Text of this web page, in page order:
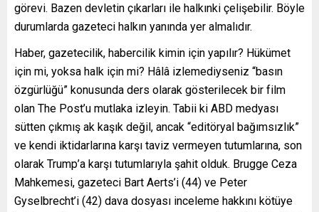
görevi. Bazen devletin çıkarları ile halkınki çelişebilir. Böyle
durumlarda gazeteci halkın yanında yer almalıdır.
Haber, gazetecilik, habercilik kimin için yapılır? Hükümet
için mi, yoksa halk için mi? Hâlâ izlemediyseniz “basın
özgürlüğü” konusunda ders olarak gösterilecek bir film
olan The Post’u mutlaka izleyin. Tabii ki ABD medyası
sütten çıkmış ak kaşık değil, ancak “editöryal bağımsızlık”
ve kendi iktidarlarına karşı taviz vermeyen tutumlarına, son
olarak Trump’a karşı tutumlarıyla şahit olduk. Brugge Ceza
Mahkemesi, gazeteci Bart Aerts’i (44) ve Peter
Gyselbrecht’i (42) dava dosyası inceleme hakkını kötüye